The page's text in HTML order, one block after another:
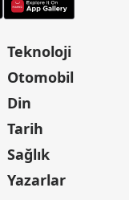
Teknoloji
Otomobil
Din
Tarih
Sağlık
Yazarlar